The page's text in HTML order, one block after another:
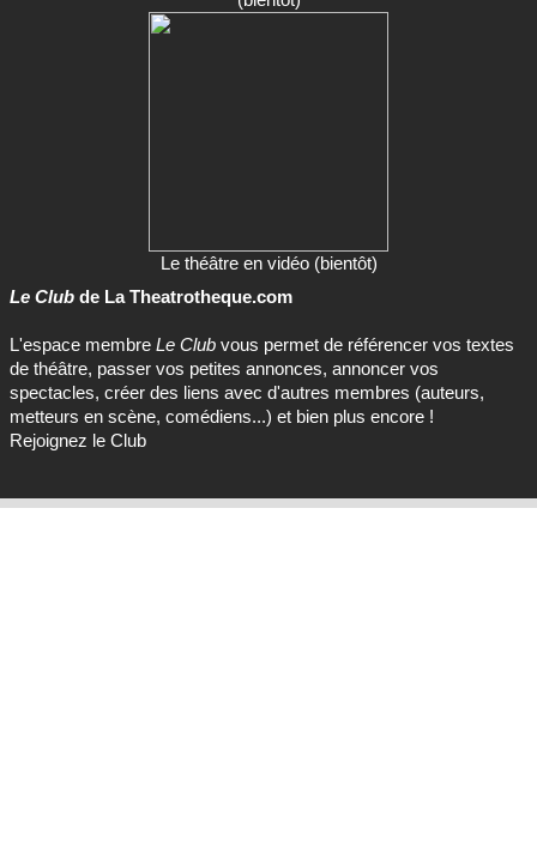
Le théâtre en vidéo (bientôt)
Le Club de La Theatrotheque.com
L'espace membre Le Club vous permet de référencer vos textes
de théâtre, passer vos petites annonces, annoncer vos
spectacles, créer des liens avec d'autres membres (auteurs,
metteurs en scène, comédiens...) et bien plus encore !
Rejoignez le Club